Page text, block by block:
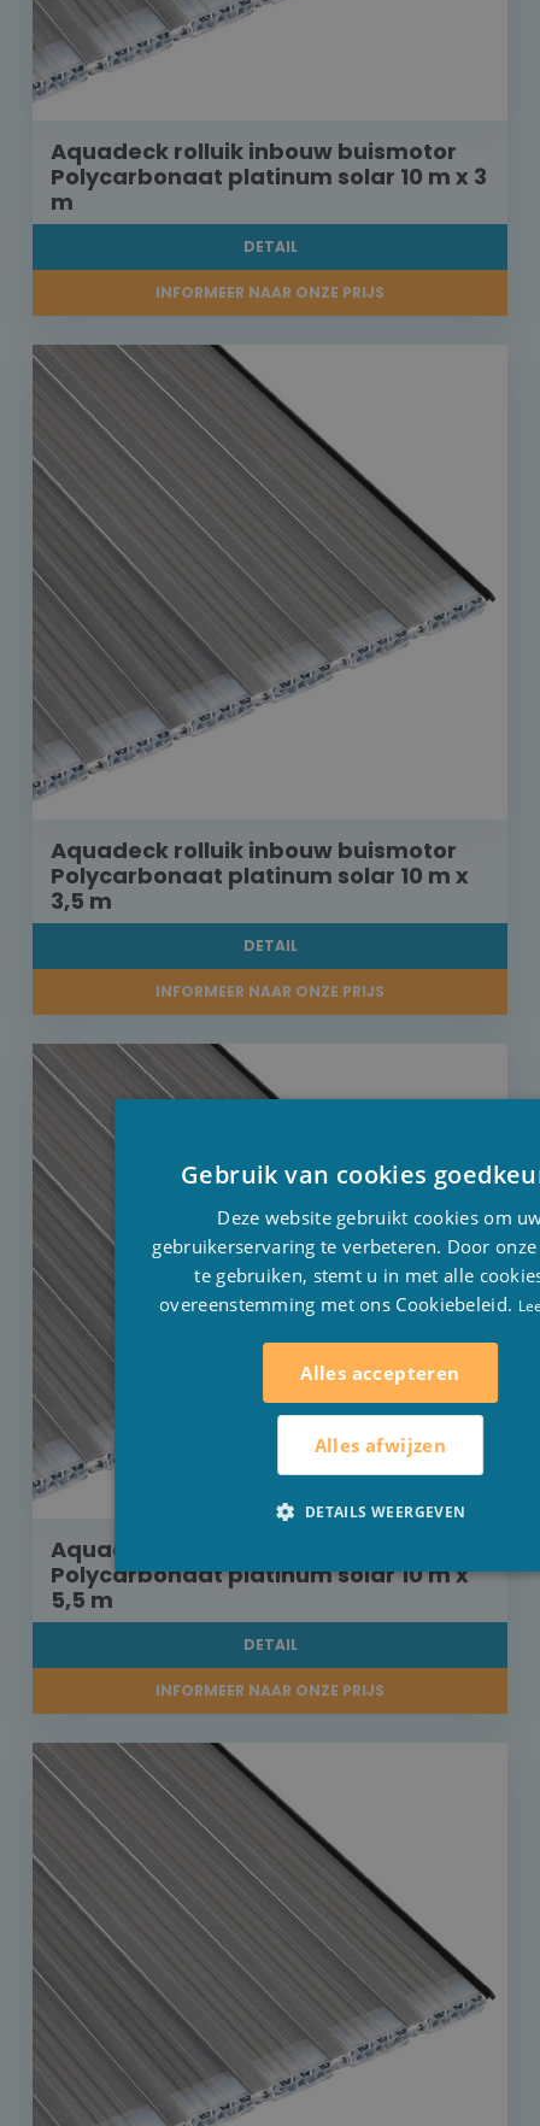
Aquadeck rolluik inbouw buismotor
Polycarbonaat platinum solar 10 m x 3
m
DETAIL
INFORMEER NAAR ONZE PRIJS
Aquadeck rolluik inbouw buismotor
Polycarbonaat platinum solar 10 m x
3,5 m
DETAIL
INFORMEER NAAR ONZE PRIJS
Aquadeck rolluik inbouw buismotor
Polycarbonaat platinum solar 10 m x
5,5 m
DETAIL
INFORMEER NAAR ONZE PRIJS
Gebruik van cookies
Deze website gebruikt cookies om
gebruikerservaring te verbeteren. Door
te gebruiken, stemt u in met alle
overeenstemming met ons Cookiebeleid.
Alles accepteren
Alles afwijzen
DETAILS WEERGEVEN